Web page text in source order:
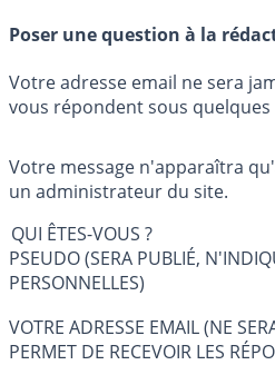
Poser une question à la
Votre adresse email ne sera
vous répondent sous quelques
Votre message n'apparaîtra
un administrateur du site.
QUI ÊTES-VOUS ?
PSEUDO (SERA PUBLIÉ,
PERSONNELLES)
VOTRE ADRESSE EMAIL (NE
PERMET DE RECEVOIR LES